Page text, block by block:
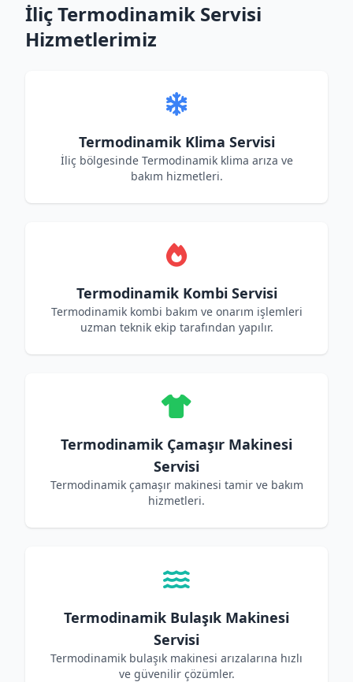
İliç Termodinamik Servisi
Hizmetlerimiz
Termodinamik Klima Servisi
İliç bölgesinde Termodinamik klima arıza ve
bakım hizmetleri.
Termodinamik Kombi Servisi
Termodinamik kombi bakım ve onarım işlemleri
uzman teknik ekip tarafından yapılır.
Termodinamik Çamaşır Makinesi
Servisi
Termodinamik çamaşır makinesi tamir ve bakım
hizmetleri.
Termodinamik Bulaşık Makinesi
Servisi
Termodinamik bulaşık makinesi arızalarına hızlı
ve güvenilir çözümler.